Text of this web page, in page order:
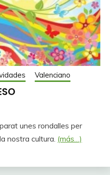
Valenciano
unes rondalles per
nostra cultura. (más…)